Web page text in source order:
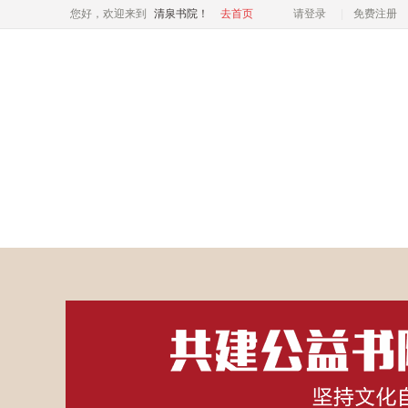
您好，欢迎来到 清泉书院！ 去首页 请登录 免费注册